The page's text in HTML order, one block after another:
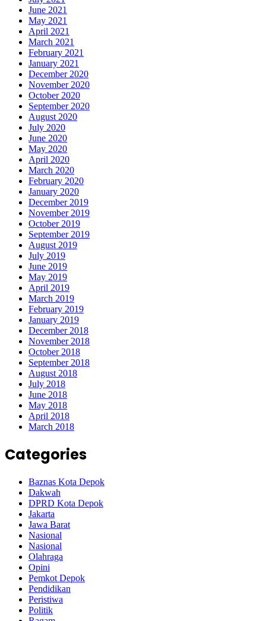
June 2021
May 2021
April 2021
March 2021
February 2021
January 2021
December 2020
November 2020
October 2020
September 2020
August 2020
July 2020
June 2020
May 2020
April 2020
March 2020
February 2020
January 2020
December 2019
November 2019
October 2019
September 2019
August 2019
July 2019
June 2019
May 2019
April 2019
March 2019
February 2019
January 2019
December 2018
November 2018
October 2018
September 2018
August 2018
July 2018
June 2018
May 2018
April 2018
March 2018
Categories
Baznas Kota Depok
Dakwah
DPRD Kota Depok
Jakarta
Jawa Barat
Nasional
Nasional
Olahraga
Opini
Pemkot Depok
Pendidikan
Peristiwa
Politik